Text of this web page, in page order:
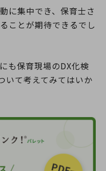
に集中でき、保育士さ
ことが期待できるでし
も保育現場のDX化検
いて考えてみてはいか